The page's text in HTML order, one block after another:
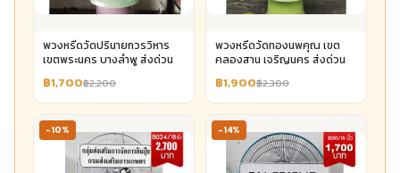
พวงหรีดวัดปรินายกวรวิหาร
เขตพระนคร บางลำพู ส่งด่วน
฿1,700฿2,200
พวงหรีดวัดทองนพคุณ เขต
คลองสาน เจริญนคร ส่งด่วน
฿1,900฿2,300
-10% -14%